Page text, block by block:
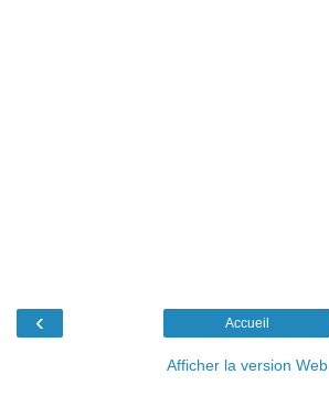
‹ Accueil
Afficher la version Web